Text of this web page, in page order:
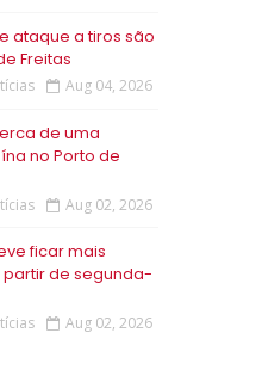
ataque a tiros são
Freitas
Aug 04, 2026
de uma
no Porto de
Aug 02, 2026
ficar mais
de segunda-
Aug 02, 2026